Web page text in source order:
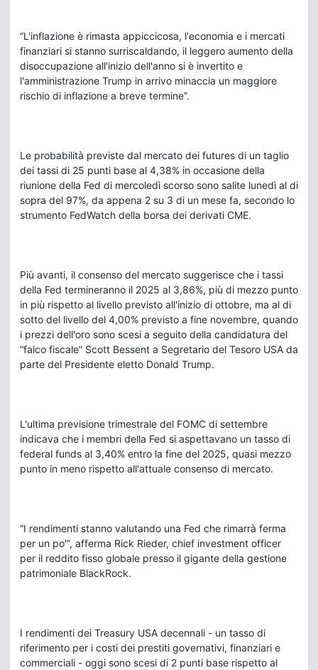
“L'inflazione è rimasta appiccicosa, l'economia e i mercati
finanziari si stanno surriscaldando, il leggero aumento della
disoccupazione all'inizio dell'anno si è invertito e
l'amministrazione Trump in arrivo minaccia un maggiore
rischio di inflazione a breve termine”.
Le probabilità previste dal mercato dei futures di un taglio
dei tassi di 25 punti base al 4,38% in occasione della
riunione della Fed di mercoledì scorso sono salite lunedì al di
sopra del 97%, da appena 2 su 3 di un mese fa, secondo lo
strumento FedWatch della borsa dei derivati CME.
Più avanti, il consenso del mercato suggerisce che i tassi
della Fed termineranno il 2025 al 3,86%, più di mezzo punto
in più rispetto al livello previsto all'inizio di ottobre, ma al di
sotto del livello del 4,00% previsto a fine novembre, quando
i prezzi dell'oro sono scesi a seguito della candidatura del
“falco fiscale” Scott Bessent a Segretario del Tesoro USA da
parte del Presidente eletto Donald Trump.
L'ultima previsione trimestrale del FOMC di settembre
indicava che i membri della Fed si aspettavano un tasso di
federal funds al 3,40% entro la fine del 2025, quasi mezzo
punto in meno rispetto all'attuale consenso di mercato.
“I rendimenti stanno valutando una Fed che rimarrà ferma
per un po'”, afferma Rick Rieder, chief investment officer
per il reddito fisso globale presso il gigante della gestione
patrimoniale BlackRock.
I rendimenti dei Treasury USA decennali - un tasso di
riferimento per i costi dei prestiti governativi, finanziari e
commerciali - oggi sono scesi di 2 punti base rispetto al